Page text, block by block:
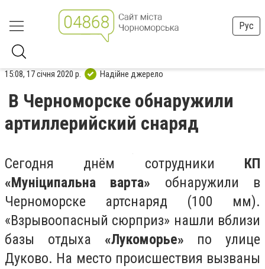
Рус
15:08, 17 січня 2020 р. Надійне джерело
В Черноморске обнаружили
артиллерийский снаряд
Сегодня днём сотрудники КП
«Муніципальна варта» обнаружили в
Черноморске артснаряд (100 мм).
«Взрывоопасный сюрприз» нашли вблизи
базы отдыха «Лукоморье» по улице
Дуково. На место происшествия вызваны